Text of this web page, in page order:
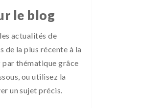
le blog
actualités de
de la plus récente à la
par thématique grâce
ou utilisez la
un sujet précis.